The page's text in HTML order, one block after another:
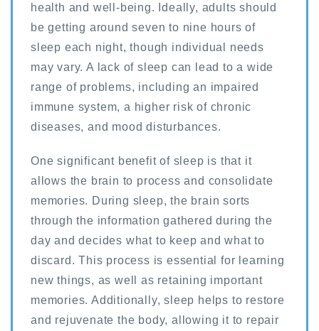
health and well-being. Ideally, adults should
be getting around seven to nine hours of
sleep each night, though individual needs
may vary. A lack of sleep can lead to a wide
range of problems, including an impaired
immune system, a higher risk of chronic
diseases, and mood disturbances.
One significant benefit of sleep is that it
allows the brain to process and consolidate
memories. During sleep, the brain sorts
through the information gathered during the
day and decides what to keep and what to
discard. This process is essential for learning
new things, as well as retaining important
memories. Additionally, sleep helps to restore
and rejuvenate the body, allowing it to repair